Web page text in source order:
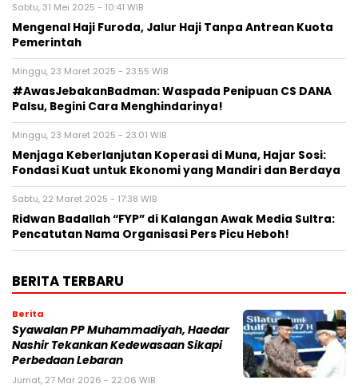
Sabtu, 31 Mei 2025 - 10:41 WIB
Mengenal Haji Furoda, Jalur Haji Tanpa Antrean Kuota
Pemerintah
Minggu, 23 Maret 2025 - 23:55 WIB
#AwasJebakanBadman: Waspada Penipuan CS DANA
Palsu, Begini Cara Menghindarinya!
Minggu, 23 Maret 2025 - 23:01 WIB
Menjaga Keberlanjutan Koperasi di Muna, Hajar Sosi:
Fondasi Kuat untuk Ekonomi yang Mandiri dan Berdaya
Sabtu, 22 Maret 2025 - 17:38 WIB
Ridwan Badallah “FYP” di Kalangan Awak Media Sultra:
Pencatutan Nama Organisasi Pers Picu Heboh!
BERITA TERBARU
Berita
Syawalan PP Muhammadiyah, Haedar
Nashir Tekankan Kedewasaan Sikapi
Perbedaan Lebaran
Jumat, 27 Mar 2026 - 22:06 WIB